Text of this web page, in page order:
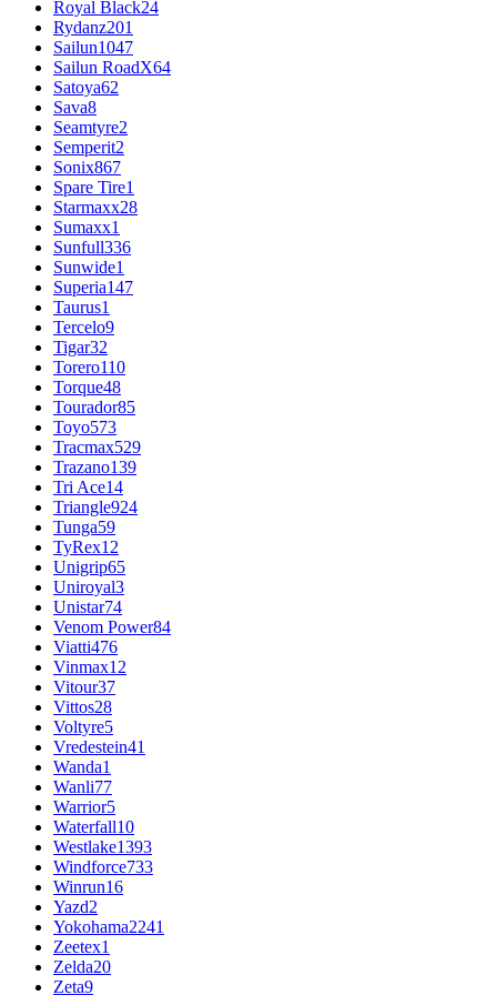
Royal Black24
Rydanz201
Sailun1047
Sailun RoadX64
Satoya62
Sava8
Seamtyre2
Semperit2
Sonix867
Spare Tire1
Starmaxx28
Sumaxx1
Sunfull336
Sunwide1
Superia147
Taurus1
Tercelo9
Tigar32
Torero110
Torque48
Tourador85
Toyo573
Tracmax529
Trazano139
Tri Ace14
Triangle924
Tunga59
TyRex12
Unigrip65
Uniroyal3
Unistar74
Venom Power84
Viatti476
Vinmax12
Vitour37
Vittos28
Voltyre5
Vredestein41
Wanda1
Wanli77
Warrior5
Waterfall10
Westlake1393
Windforce733
Winrun16
Yazd2
Yokohama2241
Zeetex1
Zelda20
Zeta9